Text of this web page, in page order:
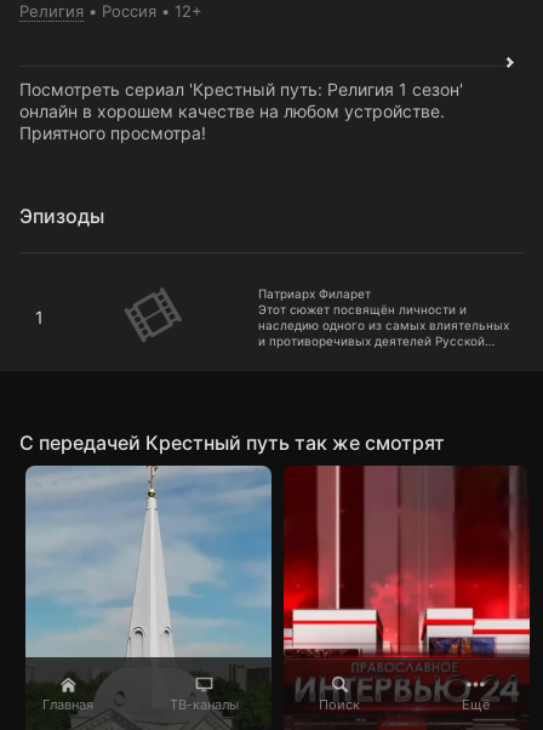
Главная ТВ-каналы Поиск Ещё
Религия Россия 12+
Посмотреть сериал 'Крестный путь: Религия 1 сезон'
онлайн в хорошем качестве на любом устройстве.
Приятного просмотра!
Эпизоды
1
Патриарх Филарет
Этот сюжет посвящён личности и
наследию одного из самых влиятельных
и противоречивых деятелей Русской
C передачей Крестный путь так же смотрят